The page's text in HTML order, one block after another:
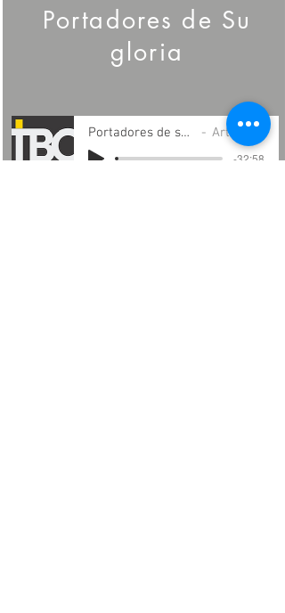
Portadores de Su
gloria
Portadores de su gloria Artist Name
-32:58